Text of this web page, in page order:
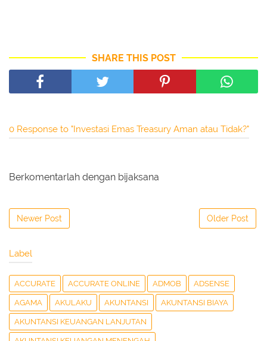
SHARE THIS POST
0 Response to "Investasi Emas Treasury Aman atau Tidak?"
Berkomentarlah dengan bijaksana
Newer Post Older Post
Label
ACCURATE ACCURATE ONLINE ADMOB ADSENSE
AGAMA AKULAKU AKUNTANSI AKUNTANSI BIAYA
AKUNTANSI KEUANGAN LANJUTAN